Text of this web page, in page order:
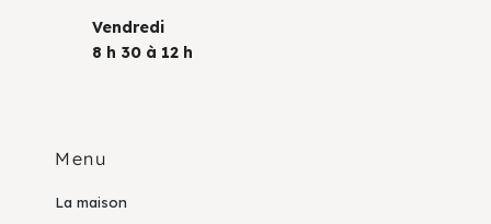
Vendredi
8 h 30 à 12 h
Menu
La maison